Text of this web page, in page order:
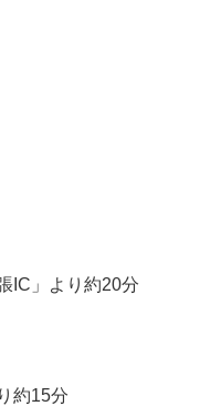
IC」より約20分
約15分